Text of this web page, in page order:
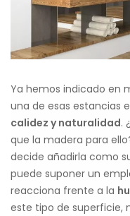
Ya hemos indicado en
una de esas estancias
calidez y naturalidad.
que la madera para
decide añadirla como
puede suponer un
reacciona frente a la
este tipo de superficie,